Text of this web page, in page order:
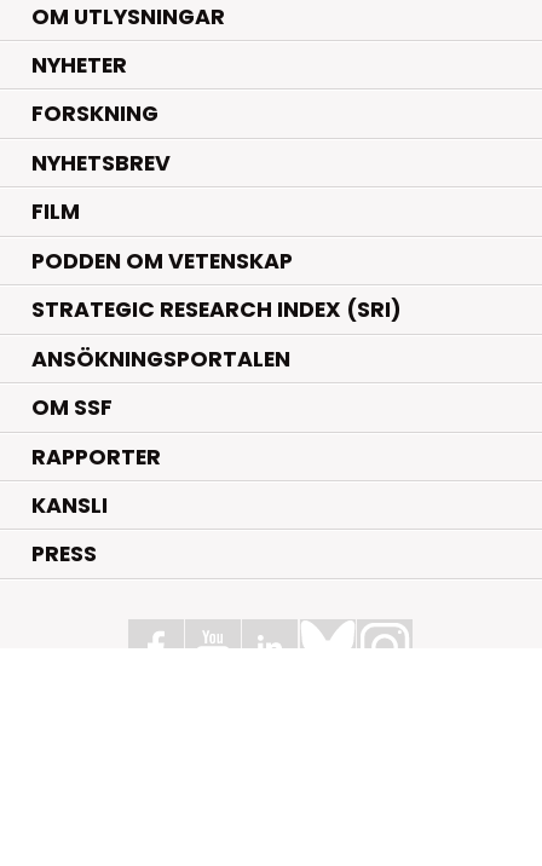
OM UTLYSNINGAR
NYHETER.
FORSKNING.
NYHETSBREV
FILM
PODDEN OM VETENSKAP
STRATEGIC RESEARCH INDEX (SRI)
ANSÖKNINGSPORTALEN
OM SSF
RAPPORTER
KANSLI
PRESS